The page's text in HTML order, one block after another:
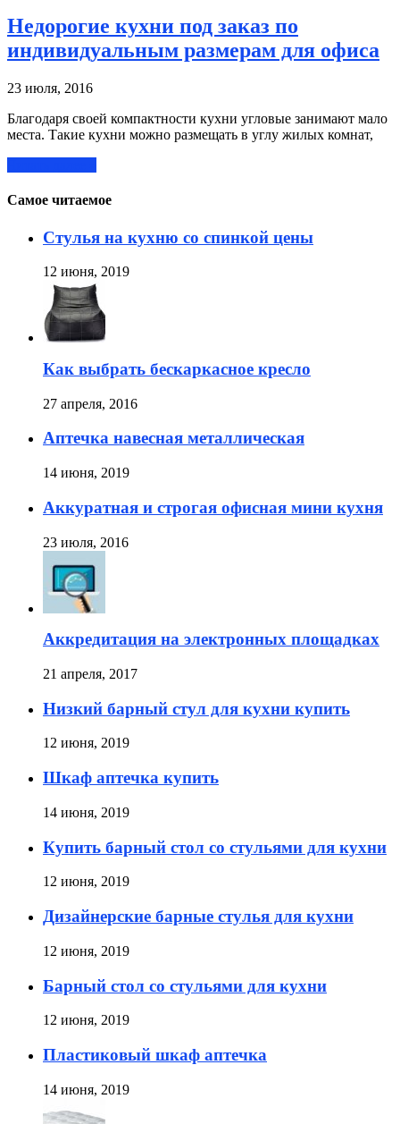
Недорогие кухни под заказ по
индивидуальным размерам для офиса
23 июля, 2016
Благодаря своей компактности кухни угловые занимают мало
места. Такие кухни можно размещать в углу жилых комнат,
Самое читаемое
Стулья на кухню со спинкой цены
12 июня, 2019
Как выбрать бескаркасное кресло
27 апреля, 2016
Аптечка навесная металлическая
14 июня, 2019
Аккуратная и строгая офисная мини кухня
23 июля, 2016
Аккредитация на электронных площадках
21 апреля, 2017
Низкий барный стул для кухни купить
12 июня, 2019
Шкаф аптечка купить
14 июня, 2019
Купить барный стол со стульями для кухни
12 июня, 2019
Дизайнерские барные стулья для кухни
12 июня, 2019
Барный стол со стульями для кухни
12 июня, 2019
Пластиковый шкаф аптечка
14 июня, 2019